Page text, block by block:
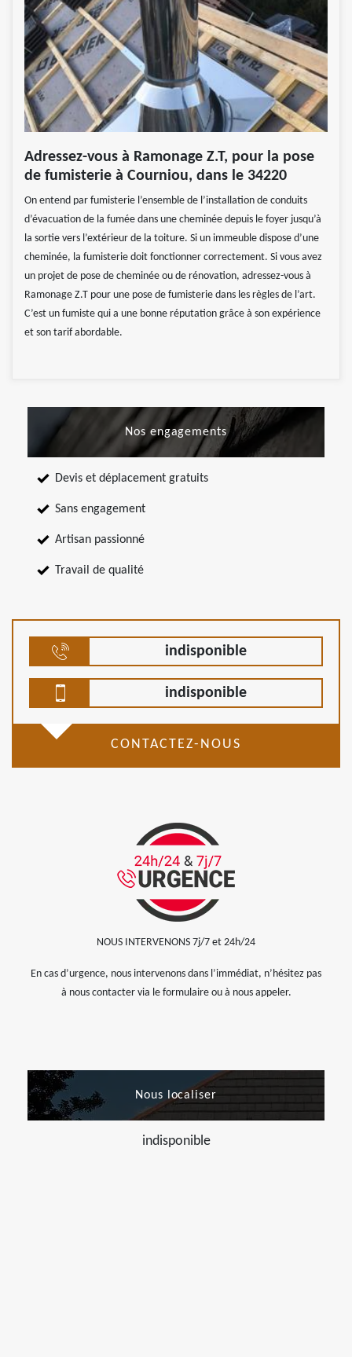
Adressez-vous à Ramonage Z.T, pour la pose
de fumisterie à Courniou, dans le 34220
On entend par fumisterie l’ensemble de l’installation de conduits
d’évacuation de la fumée dans une cheminée depuis le foyer jusqu’à
la sortie vers l’extérieur de la toiture. Si un immeuble dispose d’une
cheminée, la fumisterie doit fonctionner correctement. Si vous avez
un projet de pose de cheminée ou de rénovation, adressez-vous à
Ramonage Z.T pour une pose de fumisterie dans les règles de l’art.
C’est un fumiste qui a une bonne réputation grâce à son expérience
et son tarif abordable.
Nos engagements
Devis et déplacement gratuits
Sans engagement
Artisan passionné
Travail de qualité
indisponible
indisponible
CONTACTEZ-NOUS
NOUS INTERVENONS 7j/7 et 24h/24
En cas d’urgence, nous intervenons dans l’immédiat, n’hésitez pas
à nous contacter via le formulaire ou à nous appeler.
Nous localiser
indisponible